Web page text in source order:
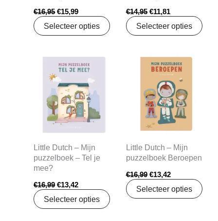
€16,95 €15,99
Selecteer opties
€14,95 €11,81
Selecteer opties
Little Dutch – Mijn
puzzelboek – Tel je
mee?
€16,99
Oorspronkelijke
prijs
was:
€16,99.
€13,42
Huidige
prijs
€13,42.
Selecteer opties
Little Dutch – Mijn
puzzelboek Beroepen
€16,99
Oorspronkelijke
prijs
was:
€16,99.
€13,42
Huidige
prijs
is:
€13,42.
Selecteer opties